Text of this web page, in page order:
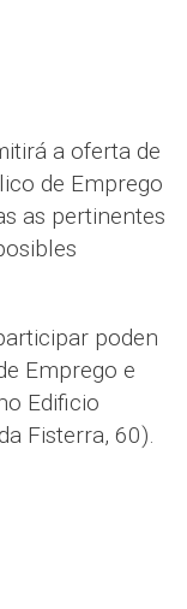
a oferta de
de Emprego
as pertinentes
poden
Emprego e
Edificio
Fisterra, 60).